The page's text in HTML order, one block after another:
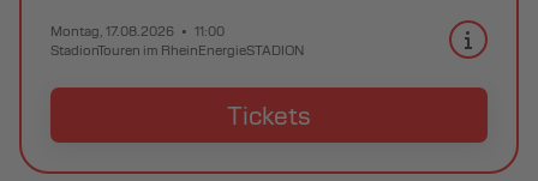
Montag, 17.08.2026
11:00
StadionTouren im RheinEnergieSTADION
Tickets